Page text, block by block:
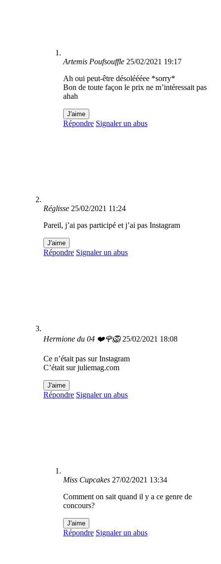
Artemis Poufsouffle 25/02/2021 19:17
Ah oui peut-être désoléééee *sorry*
Bon de toute façon le prix ne m’intéressait pas
ahah
J'aime
Répondre Signaler un abus
Réglisse 25/02/2021 11:24
Pareil, j’ai pas participé et j’ai pas Instagram
J'aime
Répondre Signaler un abus
Hermione du 04 ❤️🌹🦁 25/02/2021 18:08
Ce n’était pas sur Instagram
C’était sur juliemag.com
J'aime
Répondre Signaler un abus
Miss Cupcakes 27/02/2021 13:34
Comment on sait quand il y a ce genre de
concours?
J'aime
Répondre Signaler un abus